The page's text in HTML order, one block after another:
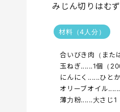
みじん切りはむ
材料（4人分）
合いびき肉（また
玉ねぎ‥‥‥1個（
にんにく‥‥‥ひと
オリーブオイル
薄力粉‥‥‥大さじ1